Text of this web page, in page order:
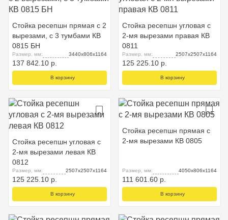
Стойка ресепшн прямая с 2
вырезами, с 3 тумбами КВ
0815 БН
Размер, мм: 3440x806x1164
137 842.10 р.
В корзину
Стойка ресепшн угловая с
2-мя вырезами правая КВ
0811
Размер, мм: 2507x2507x1164
125 225.10 р.
В корзину
Стойка ресепшн угловая с
2-мя вырезами левая КВ
0812
Размер, мм: 2507x2507x1164
125 225.10 р.
В корзину
Стойка ресепшн прямая с
2-мя вырезами КВ 0805
Размер, мм: 4050x806x1164
111 601.60 р.
В корзину